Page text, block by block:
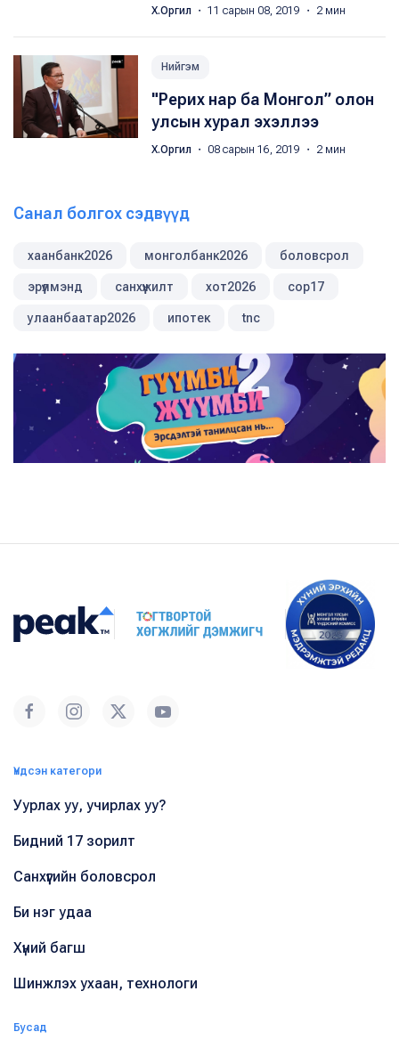
Х.Оргил ・ 11 сарын 08, 2019 ・ 2 мин
Нийгэм
"Рерих нар ба Монгол” олон
улсын хурал эхэллээ
Х.Оргил ・ 08 сарын 16, 2019 ・ 2 мин
Санал болгох сэдвүүд
хаанбанк2026 монголбанк2026 боловсрол
эрүүлмэнд санхүүжилт хот2026 cop17
улаанбаатар2026 ипотек tnc
Үндсэн категори
Уурлах уу, учирлах уу?
Бидний 17 зорилт
Санхүүгийн боловсрол
Би нэг удаа
Хүний багш
Шинжлэх ухаан, технологи
Бусад